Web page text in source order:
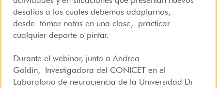
desafíos a los cuales debemos adaptarnos,
desde tomar notas en una clase, practicar
cualquier deporte o pintar.
Durante el webinar, junto a Andrea
Goldin, Investigadora del CONICET en el
Laboratorio de neurociencia de la Universidad Di